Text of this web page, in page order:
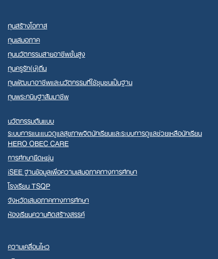
ทุนสร้างโอกาส
ทุนเสมอภาค
ทุนนวัตกรรมสายอาชีพชั้นสูง
ทุนครูรัก(ษ์)ถิ่น
ทุนพัฒนาอาชีพและนวัตกรรมที่ใช้ชุมชนเป็นฐาน
ทุนพระกนิษฐาสัมมาชีพ
นวัตกรรมต้นแบบ
ระบบการแนะแนวดูแลสุขภาพจิตนักเรียนและระบบการดูแลช่วยเหลือนักเรียน
HERO OBEC CARE
การศึกษายืดหยุ่น
iSEE ฐานข้อมูลเพื่อความเสมอภาคทางการศึกษา
โรงเรียน TSQP
จังหวัดเสมอภาคทางการศึกษา
ห้องเรียนความคิดสร้างสรรค์
ความเคลื่อนไหว